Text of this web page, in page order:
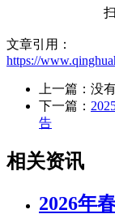
文章引用：
https://
上一篇：没
下一篇：
告
相关资讯
2026年